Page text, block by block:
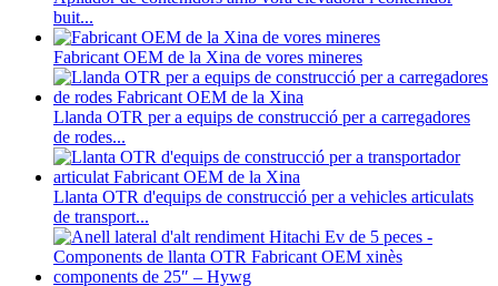
buit...
Fabricant OEM de la Xina de vores mineres
Llanda OTR per a equips de construcció per a carregadores
de rodes...
Llanta OTR d'equips de construcció per a vehicles articulats
de transport...